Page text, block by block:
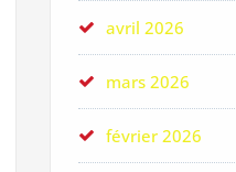
avril 2026
mars 2026
février 2026